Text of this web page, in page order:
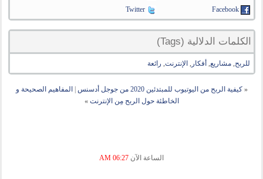
Facebook
Twitter
الكلمات الدلالية (Tags)
للربح,مشاريع, أفكار , الإنترنت, رائعة
« كيفية الربح من اليوتيوب للمبتدئين 2020 من جوجل أدسنس
المفاهيم الصحيحة و
الخاطئة حول الربح مِن الإنترنت »
الساعة الآن 06:27 AM